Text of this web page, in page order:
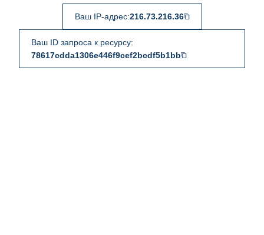
Ваш IP-адрес:216.73.216.36
Ваш ID запроса к ресурсу:
78617cdda1306e446f9cef2bcdf5b1bb